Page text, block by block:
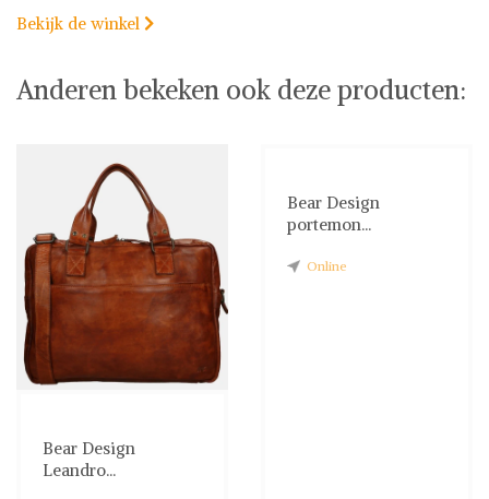
Bekijk de winkel 
Anderen bekeken ook deze producten:
Bear Design
Leandro...
Bear Design
portemon...
Online